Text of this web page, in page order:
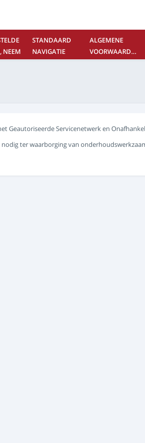
NEEM
STANDAARD
NAVIGATIE
ALGEMENE
VOORWAARDEN
Geautoriseerde Servicenetwerk en
ter waarborging van